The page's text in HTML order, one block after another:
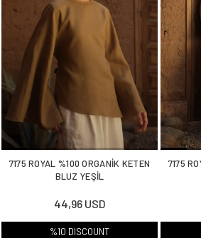
7175 ROYAL %100 ORGANİK KETEN
BLUZ YEŞİL
44,96 USD
%10 DISCOUNT
7175